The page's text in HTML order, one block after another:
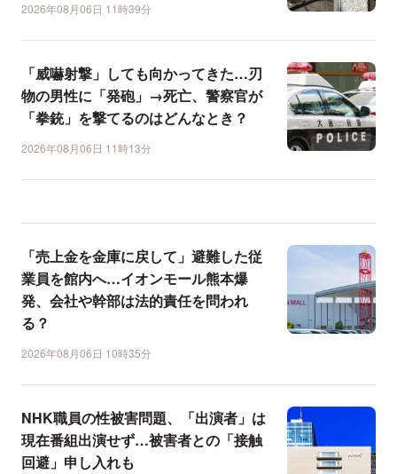
2026年08月06日 11時39分
「威嚇射撃」しても向かってきた…刃
物の男性に「発砲」→死亡、警察官が
「拳銃」を撃てるのはどんなとき？
2026年08月06日 11時13分
「売上金を金庫に戻して」避難した従
業員を館内へ…イオンモール熊本爆
発、会社や幹部は法的責任を問われ
る？
2026年08月06日 10時35分
NHK職員の性被害問題、「出演者」は
現在番組出演せず…被害者との「接触
回避」申し入れも